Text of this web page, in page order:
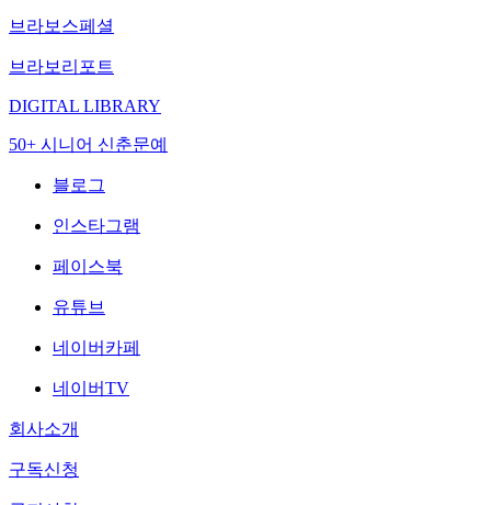
브라보스페셜
브라보리포트
DIGITAL LIBRARY
50+ 시니어 신춘문예
블로그
인스타그램
페이스북
유튜브
네이버카페
네이버TV
회사소개
구독신청